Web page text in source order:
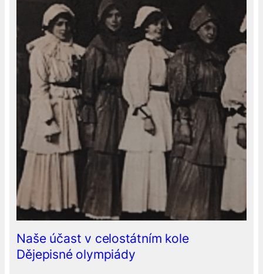
Naše účast v celostátním kole
Dějepisné olympiády